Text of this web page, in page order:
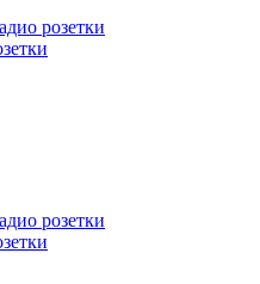
розетки
розетки